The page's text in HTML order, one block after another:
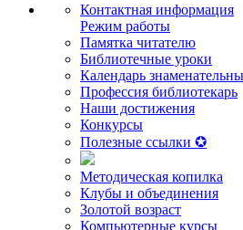
Контактная информация
Режим работы
Памятка читателю
Библиотечные уроки
Календарь
Профессия библиотекарь
Наши достижения
Конкурсы
Полезные ссылки ✪
Методическая копилка
Клубы и объединения
Золотой возраст
Компьютерные курсы